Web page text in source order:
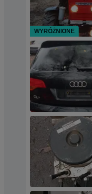
WYRÓŻNIONE